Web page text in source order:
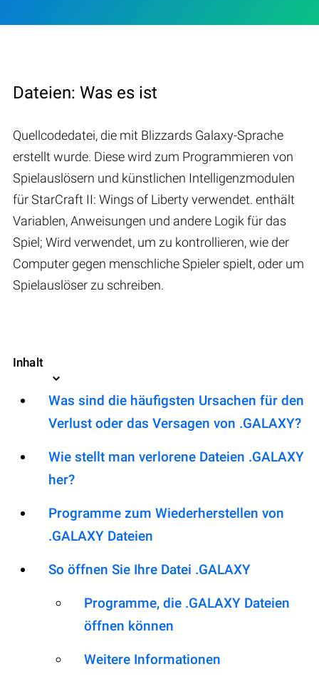
Dateien: Was es ist
Quellcodedatei, die mit Blizzards Galaxy-Sprache
erstellt wurde. Diese wird zum Programmieren von
Spielauslösern und künstlichen Intelligenzmodulen
für StarCraft II: Wings of Liberty verwendet. enthält
Variablen, Anweisungen und andere Logik für das
Spiel; Wird verwendet, um zu kontrollieren, wie der
Computer gegen menschliche Spieler spielt, oder um
Spielauslöser zu schreiben.
Inhalt
Was sind die häufigsten Ursachen für den
Verlust oder das Versagen von .GALAXY?
Wie stellt man verlorene Dateien .GALAXY
her?
Programme zum Wiederherstellen von
.GALAXY Dateien
So öffnen Sie Ihre Datei .GALAXY
Programme, die .GALAXY Dateien
öffnen können
Weitere Informationen